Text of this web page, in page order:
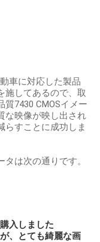
車に対応した製品
施してあるので、取
7430 CMOSイメー
な映像が映し出され
らすことに成功しま
は次の通りです。
入しました
、とても綺麗な画